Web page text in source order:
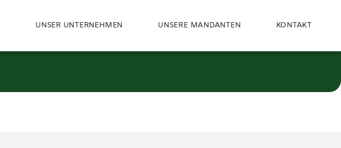
UNSER UNTERNEHMEN UNSERE MANDANTEN KONTAKT